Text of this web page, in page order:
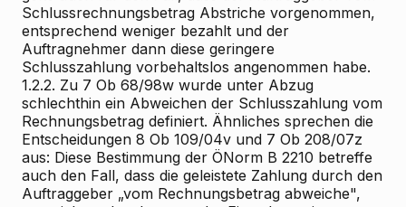
Schlussrechnungsbetrag Abstriche vorgenommen,
entsprechend weniger bezahlt und der
Auftragnehmer dann diese geringere
Schlusszahlung vorbehaltslos angenommen habe.
1.2.2. Zu 7 Ob 68/98w wurde unter Abzug
schlechthin ein Abweichen der Schlusszahlung vom
Rechnungsbetrag definiert. Ähnliches sprechen die
Entscheidungen 8 Ob 109/04v und 7 Ob 208/07z
aus: Diese Bestimmung der ÖNorm B 2210 betreffe
auch den Fall, dass die geleistete Zahlung durch den
Auftraggeber „vom Rechnungsbetrag abweiche",